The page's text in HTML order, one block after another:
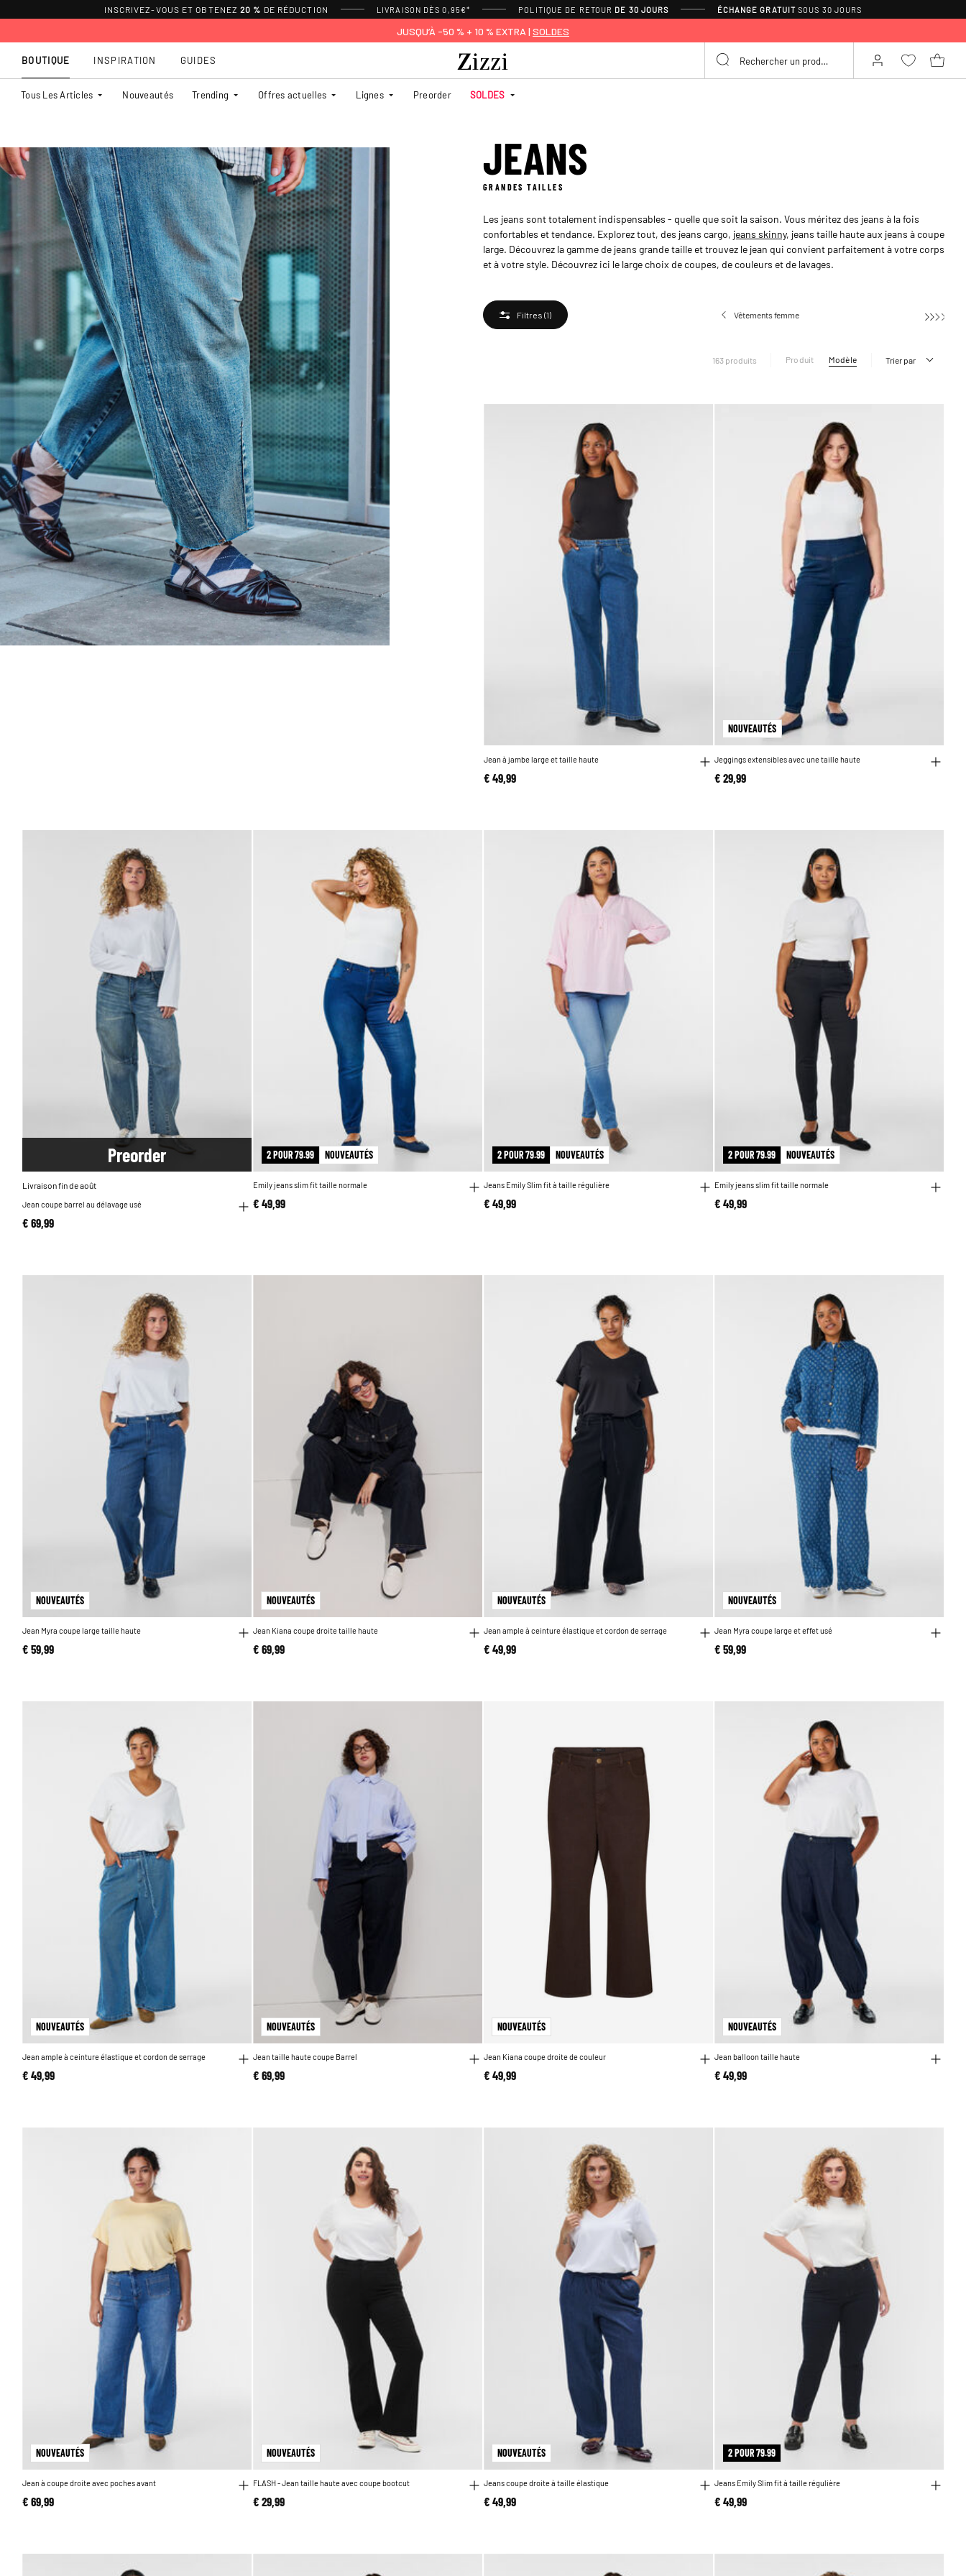
INSCRIVEZ-VOUS ET OBTENEZ 20 % DE RÉDUCTION LIVRAISON DÈS 0,95€* POLITIQUE DE RETOUR DE 30 JOURS ÉCHANGE GRATUIT SOUS 30 JOURS
JUSQU’À -50 % + 10 % EXTRA | SOLDES
BOUTIQUE
Tous Les Articles Nouveautés Trending Offres actuelles Lignes Preorder SOLDES
INSPIRATION GUIDES
JEANS
GRANDES TAILLES
Les jeans sont totalement indispensables - quelle que soit la saison. Vous méritez des jeans à la fois
confortables et tendance. Explorez tout, des jeans cargo, jeans skinny, jeans taille haute aux jeans à coupe
large. Découvrez la gamme de jeans grande taille et trouvez le jean qui convient parfaitement à votre corps
et à votre style. Découvrez ici le large choix de coupes, de couleurs et de lavages.
Filtres (1) Vêtements femme
163 produits Produit Modèle Trier par
Jean à jambe large et taille haute
€ 49,99
NOUVEAUTÉS
Jeggings extensibles avec une taille haute
€ 29,99
Preorder
Livraison fin de août
Jean coupe barrel au délavage usé
€ 69,99
2 POUR 79.99 NOUVEAUTÉS
Emily jeans slim fit taille normale
€ 49,99
2 POUR 79.99 NOUVEAUTÉS
Jeans Emily Slim fit à taille régulière
€ 49,99
2 POUR 79.99 NOUVEAUTÉS
Emily jeans slim fit taille normale
€ 49,99
NOUVEAUTÉS
Jean Myra coupe large taille haute
€ 59,99
NOUVEAUTÉS
Jean Kiana coupe droite taille haute
€ 69,99
NOUVEAUTÉS
Jean ample à ceinture élastique et cordon de serrage
€ 49,99
NOUVEAUTÉS
Jean Myra coupe large et effet usé
€ 59,99
NOUVEAUTÉS
Jean ample à ceinture élastique et cordon de serrage
€ 49,99
NOUVEAUTÉS
Jean taille haute coupe Barrel
€ 69,99
NOUVEAUTÉS
Jean Kiana coupe droite de couleur
€ 49,99
NOUVEAUTÉS
Jean balloon taille haute
€ 49,99
NOUVEAUTÉS
Jean à coupe droite avec poches avant
€ 69,99
NOUVEAUTÉS
FLASH - Jean taille haute avec coupe bootcut
€ 29,99
NOUVEAUTÉS
Jeans coupe droite à taille élastique
€ 49,99
2 POUR 79.99
Jeans Emily Slim fit à taille régulière
€ 49,99